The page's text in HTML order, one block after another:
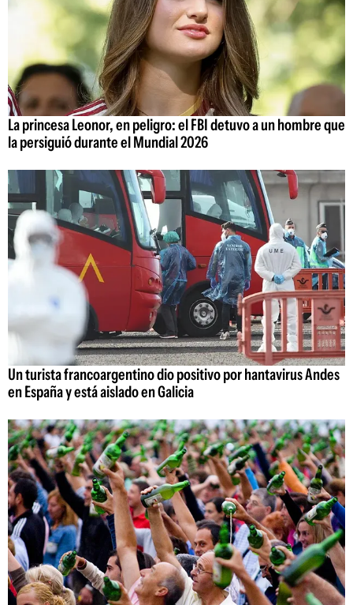
La princesa Leonor, en peligro: el FBI detuvo a un hombre que
la persiguió durante el Mundial 2026
Un turista francoargentino dio positivo por hantavirus Andes
en España y está aislado en Galicia